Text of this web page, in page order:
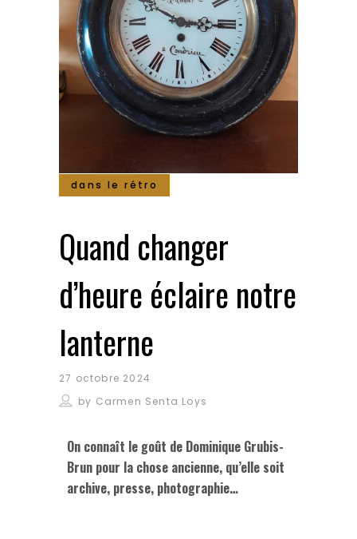
dans le rétro
Quand changer
d’heure éclaire notre
lanterne
27 octobre 2024
by Carmen Senta Loys
On connaît le goût de Dominique Grubis-
Brun pour la chose ancienne, qu’elle soit
archive, presse, photographie…